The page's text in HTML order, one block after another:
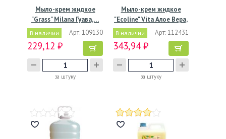
Мыло-крем жидкое
"Grass" Milana Гуава,…
В наличии Арт: 109130
229,12 ₽
за штуку
Мыло-крем жидкое
"Ecoline" Vita Алое Вера,
В наличии Арт: 112431
343,94 ₽
за штуку